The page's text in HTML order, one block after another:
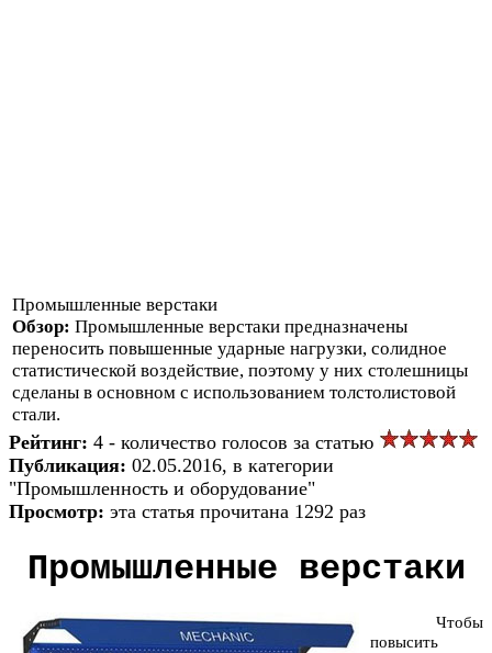
Промышленные верстаки
Обзор: Промышленные верстаки предназначены
переносить повышенные ударные нагрузки, солидное
статистической воздействие, поэтому у них столешницы
сделаны в основном с использованием толстолистовой
стали.
Рейтинг: 4 - количество голосов за статью
Публикация: 02.05.2016, в категории
"Промышленность и оборудование"
Просмотр: эта статья прочитана 1292 раз
Промышленные верстаки
Чтобы
повысить